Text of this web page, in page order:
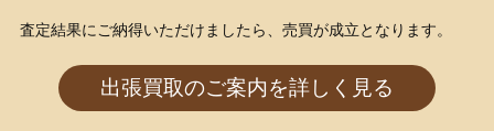
査定結果にご納得いただけましたら、売買が成立となります。
出張買取のご案内を詳しく見る